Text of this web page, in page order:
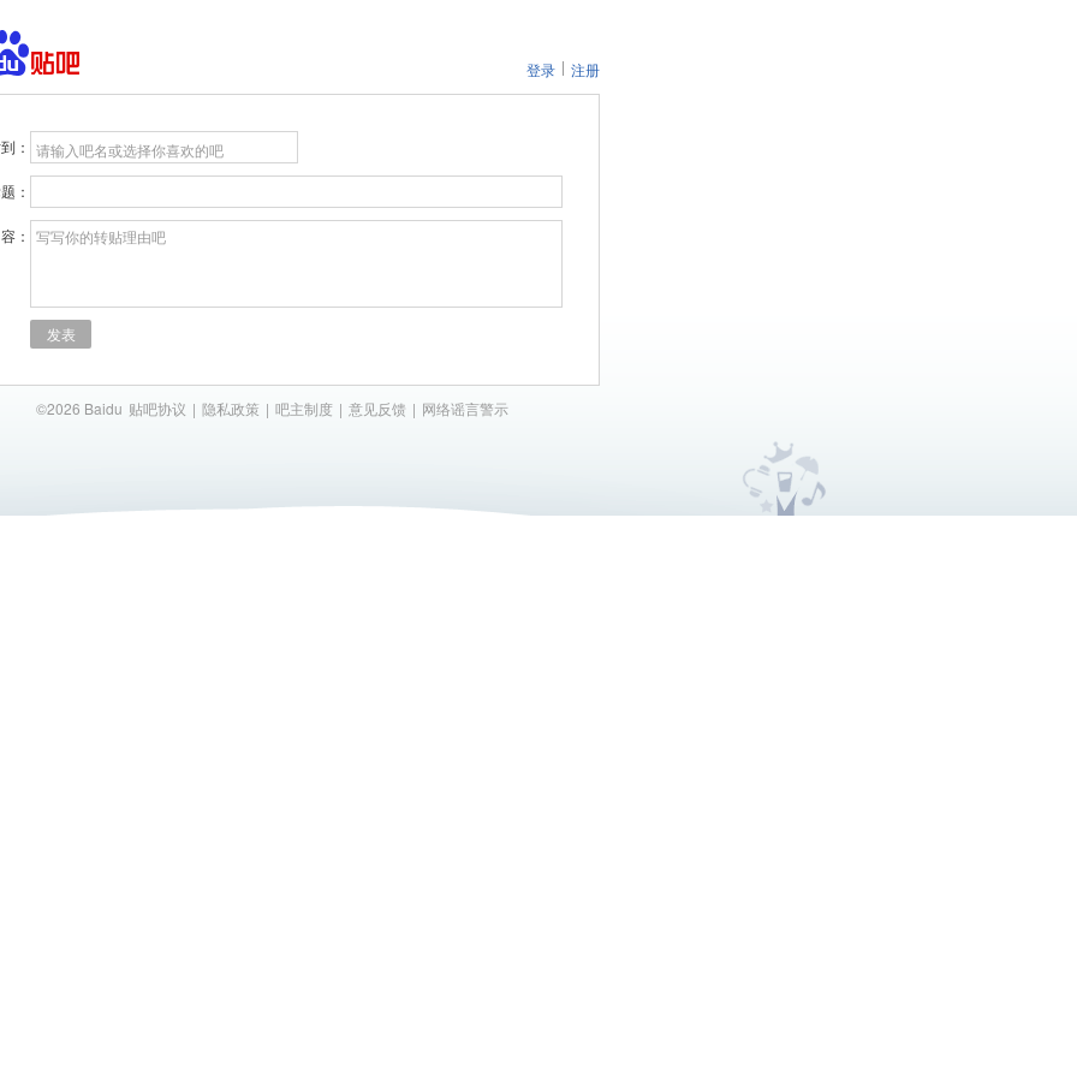
登录 注册
： 请输入吧名或选择你喜欢的吧
：
： 写写你的转贴理由吧
发表
©2026 Baidu 贴吧协议 | 隐私政策 | 吧主制度 | 意见反馈 | 网络谣言警示